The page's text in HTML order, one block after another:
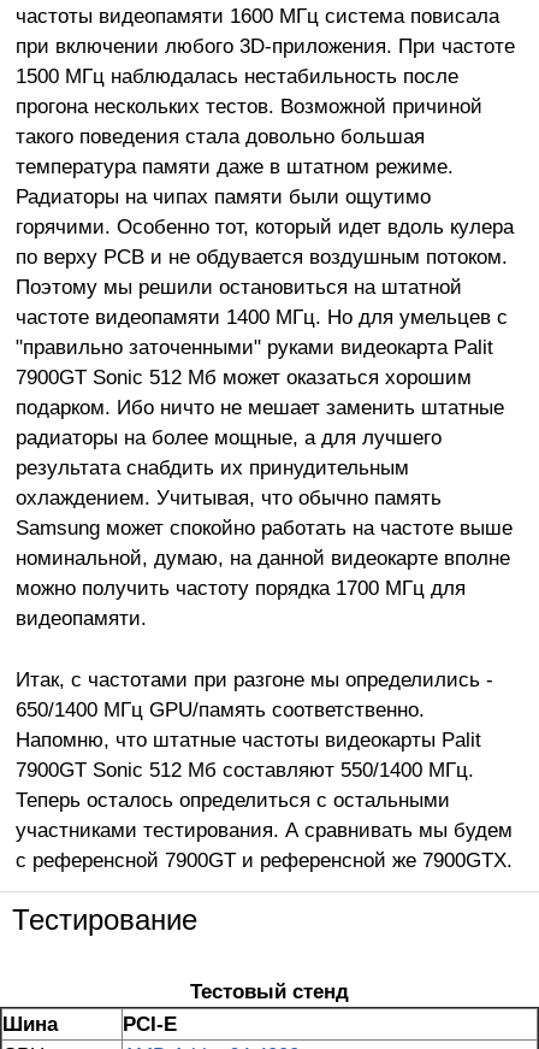
частоты видеопамяти 1600 МГц система повисала
при включении любого 3D-приложения. При частоте
1500 МГц наблюдалась нестабильность после
прогона нескольких тестов. Возможной причиной
такого поведения стала довольно большая
температура памяти даже в штатном режиме.
Радиаторы на чипах памяти были ощутимо
горячими. Особенно тот, который идет вдоль кулера
по верху PCB и не обдувается воздушным потоком.
Поэтому мы решили остановиться на штатной
частоте видеопамяти 1400 МГц. Но для умельцев с
"правильно заточенными" руками видеокарта Palit
7900GT Sonic 512 Мб может оказаться хорошим
подарком. Ибо ничто не мешает заменить штатные
радиаторы на более мощные, а для лучшего
результата снабдить их принудительным
охлаждением. Учитывая, что обычно память
Samsung может спокойно работать на частоте выше
номинальной, думаю, на данной видеокарте вполне
можно получить частоту порядка 1700 МГц для
видеопамяти.
Итак, с частотами при разгоне мы определились -
650/1400 МГц GPU/память соответственно.
Напомню, что штатные частоты видеокарты Palit
7900GT Sonic 512 Мб составляют 550/1400 МГц.
Теперь осталось определиться с остальными
участниками тестирования. А сравнивать мы будем
с референсной 7900GT и референсной же 7900GTX.
Тестирование
Тестовый стенд
Шина
PCI-E